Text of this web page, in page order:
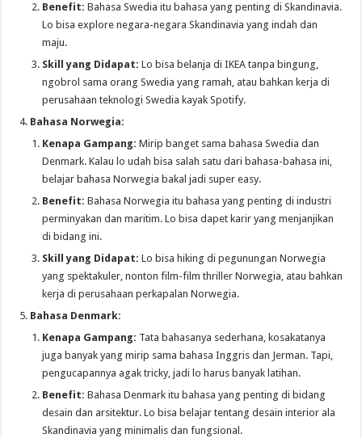
Benefit: Bahasa Swedia itu bahasa yang penting di Skandinavia.
Lo bisa explore negara-negara Skandinavia yang indah dan
maju.
Skill yang Didapat: Lo bisa belanja di IKEA tanpa bingung,
ngobrol sama orang Swedia yang ramah, atau bahkan kerja di
perusahaan teknologi Swedia kayak Spotify.
Bahasa Norwegia:
Kenapa Gampang: Mirip banget sama bahasa Swedia dan
Denmark. Kalau lo udah bisa salah satu dari bahasa-bahasa ini,
belajar bahasa Norwegia bakal jadi super easy.
Benefit: Bahasa Norwegia itu bahasa yang penting di industri
perminyakan dan maritim. Lo bisa dapet karir yang menjanjikan
di bidang ini.
Skill yang Didapat: Lo bisa hiking di pegunungan Norwegia
yang spektakuler, nonton film-film thriller Norwegia, atau bahkan
kerja di perusahaan perkapalan Norwegia.
Bahasa Denmark:
Kenapa Gampang: Tata bahasanya sederhana, kosakatanya
juga banyak yang mirip sama bahasa Inggris dan Jerman. Tapi,
pengucapannya agak tricky, jadi lo harus banyak latihan.
Benefit: Bahasa Denmark itu bahasa yang penting di bidang
desain dan arsitektur. Lo bisa belajar tentang desain interior ala
Skandinavia yang minimalis dan fungsional.